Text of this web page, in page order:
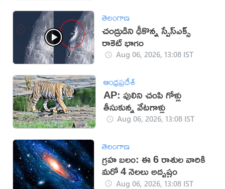
తెలంగాణ
చంద్రుడిని ఢీకొన్న స్పేస్‌ఎక్స్
రాకెట్ భాగం
Aug 06, 2026, 13:08 IST
ఆంధ్రప్రదేశ్
AP: పులిని చంపి గోళ్లు
తీసుకున్న వేటగాళ్లు
Aug 06, 2026, 13:08 IST
తెలంగాణ
గ్రహ బలం: ఈ 6 రాశుల వారికి
మరో 4 నెలలు అదృష్టం
Aug 06, 2026, 13:08 IST